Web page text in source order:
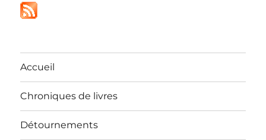
Accueil
Chroniques de livres
Détournements